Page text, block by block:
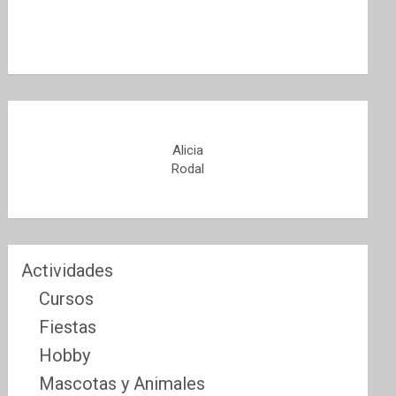
Alicia
Rodal
Actividades
Cursos
Fiestas
Hobby
Mascotas y Animales